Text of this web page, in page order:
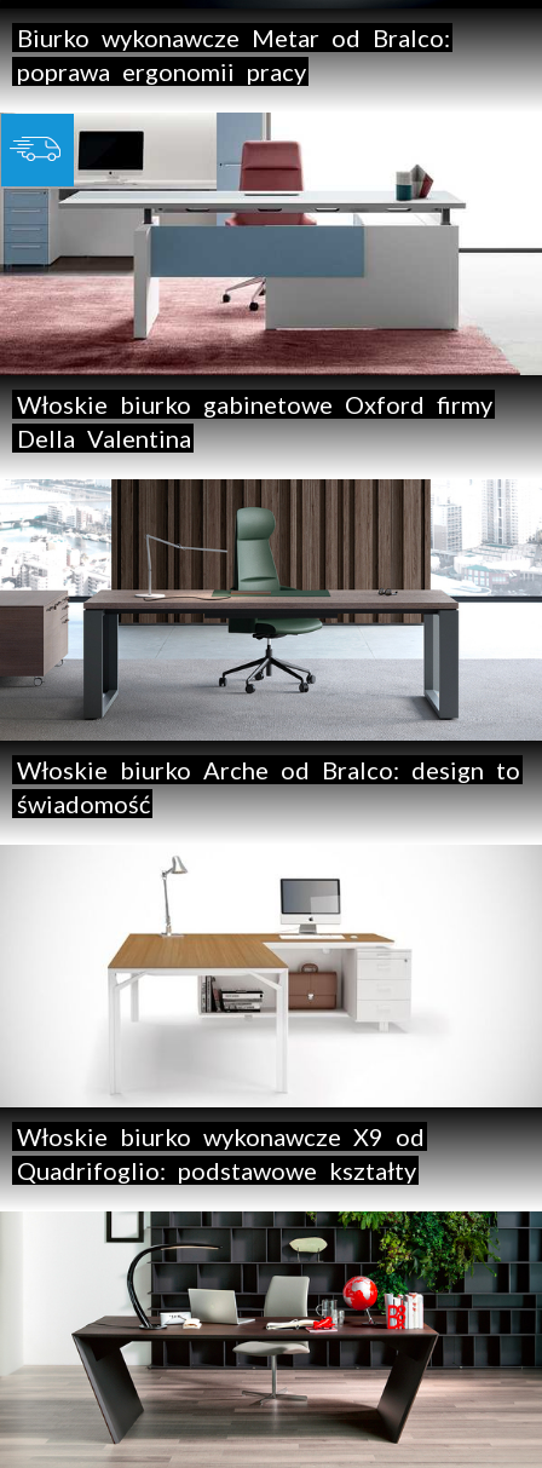
Biurko wykonawcze Metar od Bralco:
poprawa ergonomii pracy
Włoskie biurko gabinetowe Oxford firmy
Della Valentina
Włoskie biurko Arche od Bralco: design to
świadomość
Włoskie biurko wykonawcze X9 od
Quadrifoglio: podstawowe kształty